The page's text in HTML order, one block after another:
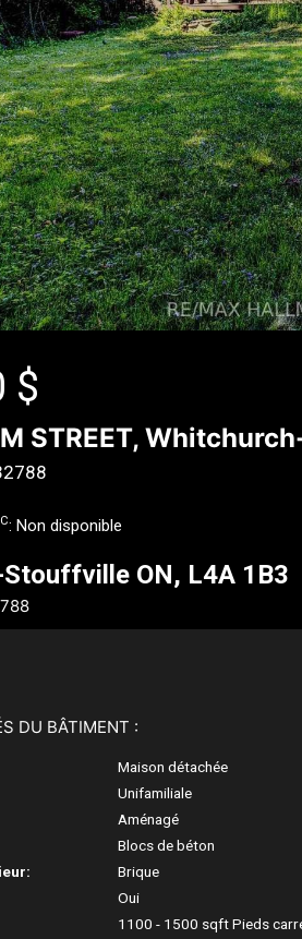
$
STREET,
: Non disponible
ON, L4A 1B3
DU BÂTIMENT :
Maison détachée
Unifamiliale
Aménagé
Blocs de béton
Brique
Oui
1100 - 1500 sqft Pieds